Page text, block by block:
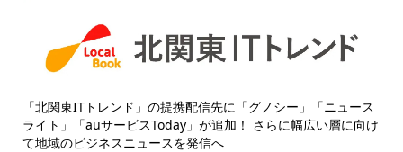
「北関東ITトレンド」の提携配信先に「グノシー」「ニュース
ライト」「auサービスToday」が追加！ さらに幅広い層に向け
て地域のビジネスニュースを発信へ